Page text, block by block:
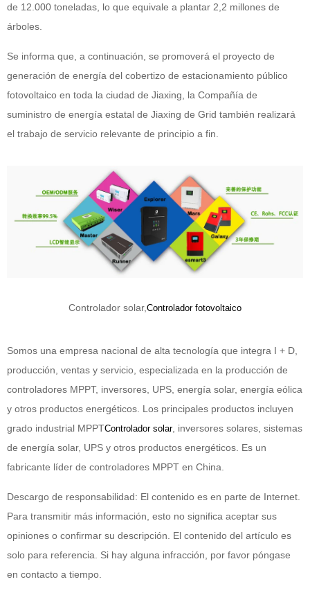
de 12.000 toneladas, lo que equivale a plantar 2,2 millones de
árboles.
Se informa que, a continuación, se promoverá el proyecto de
generación de energía del cobertizo de estacionamiento público
fotovoltaico en toda la ciudad de Jiaxing, la Compañía de
suministro de energía estatal de Jiaxing de Grid también realizará
el trabajo de servicio relevante de principio a fin.
Controlador solar, Controlador fotovoltaico
Somos una empresa nacional de alta tecnología que integra I + D,
producción, ventas y servicio, especializada en la producción de
controladores MPPT, inversores, UPS, energía solar, energía eólica
y otros productos energéticos. Los principales productos incluyen
grado industrial MPPTControlador solar, inversores solares, sistemas
de energía solar, UPS y otros productos energéticos. Es un
fabricante líder de controladores MPPT en China.
Descargo de responsabilidad: El contenido es en parte de Internet.
Para transmitir más información, esto no significa aceptar sus
opiniones o confirmar su descripción. El contenido del artículo es
solo para referencia. Si hay alguna infracción, por favor póngase
en contacto a tiempo.